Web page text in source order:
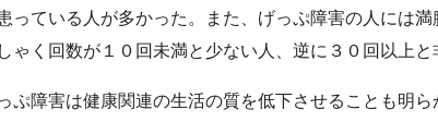
っている人が多かった。また、げっぷ障害の人には
ゃく回数が１０回未満と少ない人、逆に３０回以上と
障害は健康関連の生活の質を低下させることも明ら